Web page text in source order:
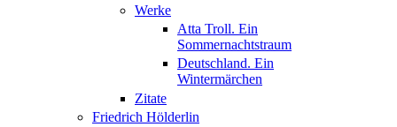
Werke
Atta Troll. Ein
Sommernachtstraum
Deutschland. Ein
Wintermärchen
Zitate
Friedrich Hölderlin